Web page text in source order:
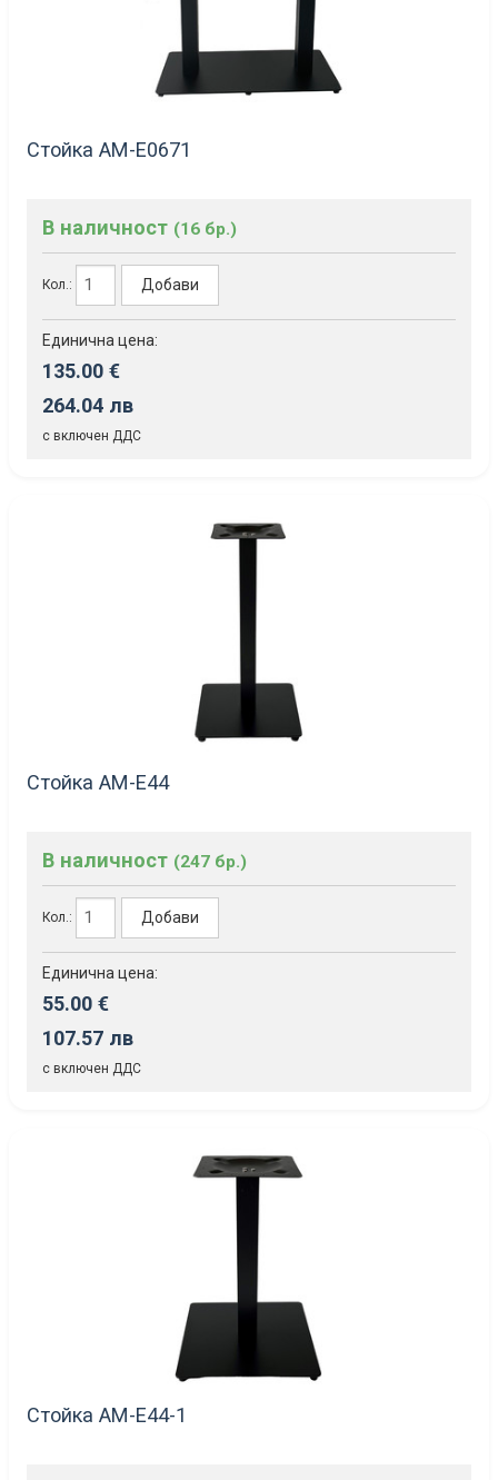
Стойка AM-Е0671
В наличност (16 бр.)
Кол.: Добави
Единична цена:
135.00 €
264.04 лв
с включен ДДС
Стойка AM-Е44
В наличност (247 бр.)
Кол.: Добави
Единична цена:
55.00 €
107.57 лв
с включен ДДС
Стойка AM-Е44-1